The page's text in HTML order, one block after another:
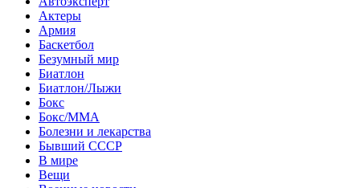
Актеры
Армия
Баскетбол
Безумный мир
Биатлон
Биатлон/Лыжи
Бокс
Бокс/MMA
Болезни и лекарства
Бывший СССР
В мире
Вещи